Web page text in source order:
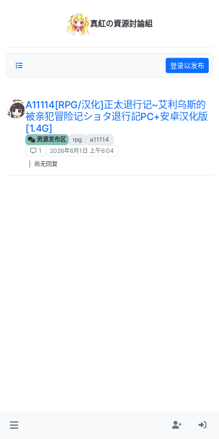
真紅の資源討論組
登录以发布
A11114[RPG/汉化]正太退行记~艾利乌斯的
被亲犯冒险记ショタ退行記PC+安卓汉化版
[1.4G]
资源发布区 rpg
a11114
1
2026年6月1日 上午6:04
尚无回复